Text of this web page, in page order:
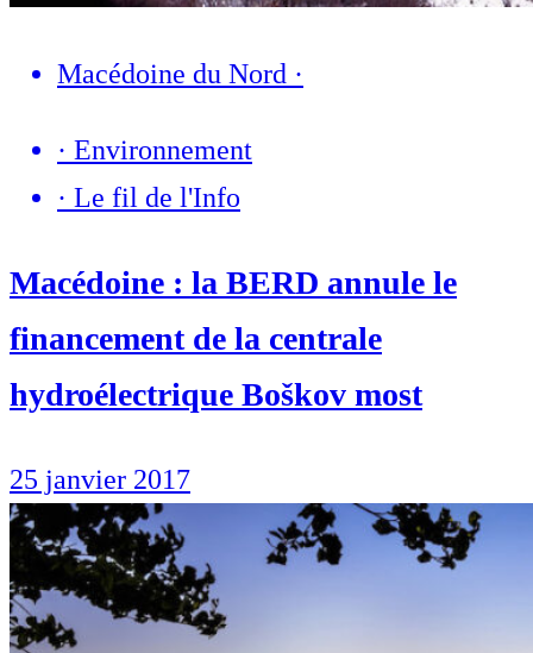
Macédoine du Nord ·
· Environnement
· Le fil de l'Info
Macédoine : la BERD annule le
financement de la centrale
hydroélectrique Boškov most
25 janvier 2017